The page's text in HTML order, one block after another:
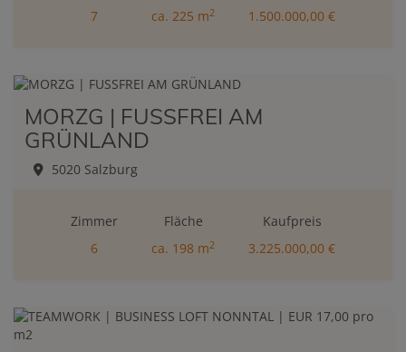
7 ca. 225 m2 1.500.000,00 €
MORZG | FUSSFREI AM
GRÜNLAND
5020 Salzburg
Zimmer
6
Fläche
ca. 198 m2
Kaufpreis
3.225.000,00 €